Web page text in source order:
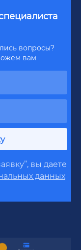
вопросы?
вам
вы даете
данных